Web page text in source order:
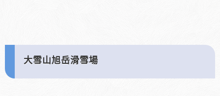
大雪山旭岳滑雪場